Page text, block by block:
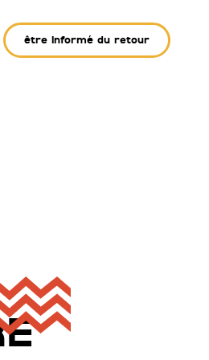
être informé du retour